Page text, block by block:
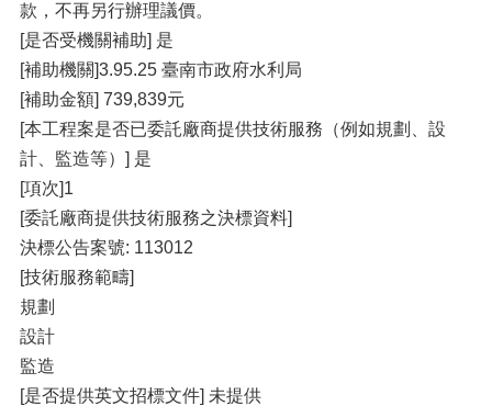
款，不再另行辦理議價。
[是否受機關補助] 是
[補助機關]3.95.25 臺南市政府水利局
[補助金額] 739,839元
[本工程案是否已委託廠商提供技術服務（例如規劃、設
計、監造等）] 是
[項次]1
[委託廠商提供技術服務之決標資料]
決標公告案號: 113012
[技術服務範疇]
規劃
設計
監造
[是否提供英文招標文件] 未提供